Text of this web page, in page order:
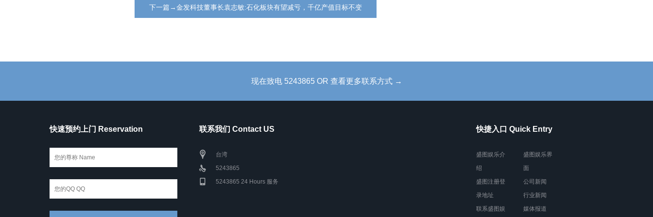
下一篇→金发科技董事长袁志敏:石化板块有望减亏，千亿产值目标不变
现在致电 5243865 OR 查看更多联系方式 →
快速预约上门 Reservation 联系我们 Contact US
台湾
5243865
5243865 24 Hours 服务
快捷入口 Quick Entry
盛图娱乐介
绍
盛图注册登
录地址
联系盛图娱
盛图娱乐界
面
公司新闻
行业新闻
媒体报道